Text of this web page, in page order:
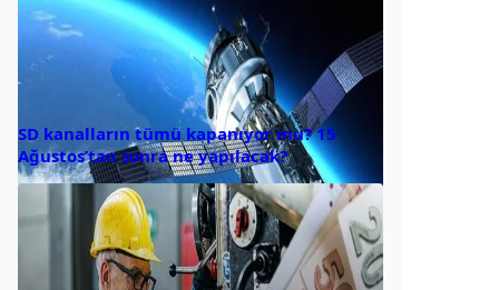
SD kanalların tümü kapanıyor mu? 15
Ağustos’tan sonra ne yapılacak?